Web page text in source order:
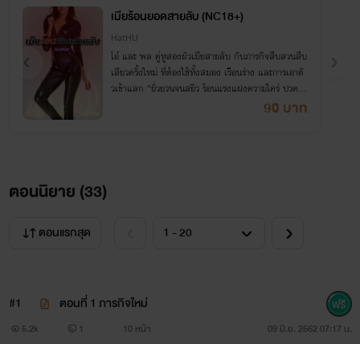
เมียร้อนยอดสายลับ (NC18+)
็HatHU
โอ๋ และ พล คู่หูสองผัวเมียสายลับ กับภารกิจสืบสวนสืบ
เสียวครั้งใหม่ ที่ต้องใช้ทั้งสมอง เรือนร่าง และการเอาตั
วเข้าแลก “ยั่วยวนจนสยิว ร้อนแรงแฝงความใคร่ ปวดตั
90 บาท
ตอนนิยาย (33)
ตอนแรกสุด
#1 ตอนที่ 1 ภารกิจใหม่
5.2k 1 10 หน้า 09 มิ.ย. 2562 07:17 น.